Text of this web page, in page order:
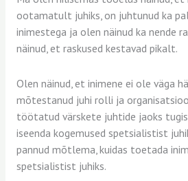
ootamatult juhiks, on juhtunud ka
inimestega ja olen näinud ka nende
näinud, et raskused kestavad pikalt.
Olen näinud, et inimene ei ole väga
mõtestanud juhi rolli ja
töötatud värskete juhtide jaoks
iseenda kogemused spetsialistist
pannud mõtlema, kuidas toetada
spetsialistist juhiks.